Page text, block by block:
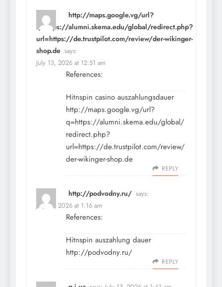
http://maps.google.vg/url?
q=https://alumni.skema.edu/global/redirect.php?
url=https://de.trustpilot.com/review/der-wikinger-
shop.de says:
July 13, 2026 at 12:51 am
References:
Hitnspin casino auszahlungsdauer
http://maps.google.vg/url?
q=https://alumni.skema.edu/global/
redirect.php?
url=https://de.trustpilot.com/review/
der-wikinger-shop.de
REPLY
http://podvodny.ru/ says:
July 13, 2026 at 1:16 am
References:
Hitnspin auszahlung dauer
http://podvodny.ru/
REPLY